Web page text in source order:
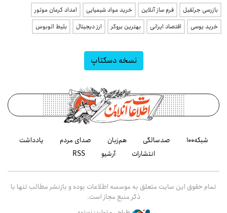
بازرسی جرثقیل فرم ساز آنلاین خرید مواد شیمیایی
امداد کرمان موتور
خرید یوسی
اقتصاد ایرانی بهترین بروکر ارز دیجیتال بلیط اتوبوس
نسخه دسکتاپ
شبکه۱۰۰ صدسالگی هم‌زبان صدای مردم
یادداشت
انتشارات
آرشیو RSS
تمام حقوق این سایت متعلق به موسسه اطلاعات بوده و بازنشر مطالب تنها با
ذکر منبع مجاز است.